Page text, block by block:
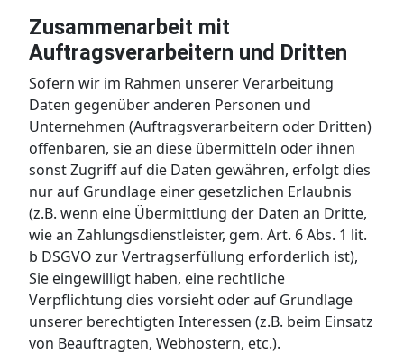
Zusammenarbeit mit
Auftragsverarbeitern und Dritten
Sofern wir im Rahmen unserer Verarbeitung
Daten gegenüber anderen Personen und
Unternehmen (Auftragsverarbeitern oder Dritten)
offenbaren, sie an diese übermitteln oder ihnen
sonst Zugriff auf die Daten gewähren, erfolgt dies
nur auf Grundlage einer gesetzlichen Erlaubnis
(z.B. wenn eine Übermittlung der Daten an Dritte,
wie an Zahlungsdienstleister, gem. Art. 6 Abs. 1 lit.
b DSGVO zur Vertragserfüllung erforderlich ist),
Sie eingewilligt haben, eine rechtliche
Verpflichtung dies vorsieht oder auf Grundlage
unserer berechtigten Interessen (z.B. beim Einsatz
von Beauftragten, Webhostern, etc.).